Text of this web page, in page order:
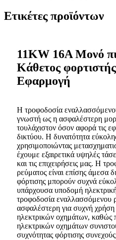
Ετικέτες προϊόντων
11KW 16A Μονό
Κάθετος
Εφαρμογή
Η τροφοδοσία
γνωστή ως η ασφαλέστερη
τουλάχιστον όσον αφορά τις
δικτύου. Η δυνατότητα
χρησιμοποιώντας
έχουμε εξαιρετικά υψηλές
και τις επιχειρήσεις μας. Η
ρεύματος είναι επίσης άμεσα
φόρτισης μπορούν συχνά
υπάρχουσα υποδομή
τροφοδοσία εναλλασσόμενου
ασφαλέστερη για συχνή
ηλεκτρικών οχημάτων, καθώς
ηλεκτρικών οχημάτων
συχνότητας φόρτισης